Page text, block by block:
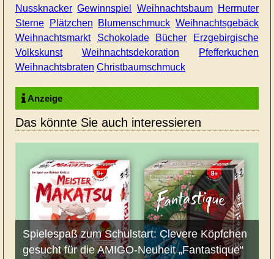
Nussknacker Gewinnspiel Weihnachtsbaum
Herrnuter
Sterne
Plätzchen Blumenschmuck Weihnachtsgebäck
Weihnachtsmarkt
Schokolade Bücher
Erzgebirgische
Volkskunst
Weihnachtsdekoration
Pfefferkuchen
Weihnachtsbraten Christbaumschmuck
Anzeige
Das könnte Sie auch interessieren
Spielespaß zum Schulstart: Clevere Köpfchen
gesucht für die AMIGO-Neuheit „Fantastique“